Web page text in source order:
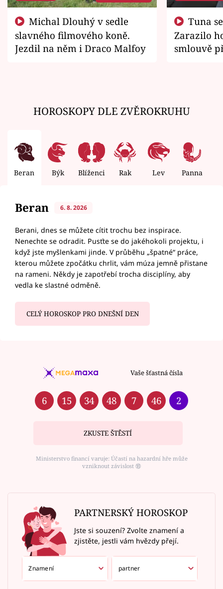
slavného filmového koně.
Jezdil na něm i Draco Malfoy
Zarazilo
smlouvě
HOROSKOPY DLE ZVĚROKRUHU
Beran Býk Blíženci Rak Lev Panna
Beran 6. 8. 2026
Berani, dnes se můžete cítit trochu bez inspirace.
Nenechte se odradit. Pusťte se do jakéhokoli projektu, i
když jste myšlenkami jinde. V průběhu „špatné“ práce,
kterou můžete zpočátku chrlit, vám múza jemně přistane
na rameni. Někdy je zapotřebí trocha disciplíny, aby
vedla ke slastné odměně.
CELÝ HOROSKOP PRO DNEŠNÍ DEN
Vaše šťastná čísla
6 15 34 48 7 46 2
ZKUSTE ŠTĚSTÍ
Ministerstvo financí varuje: Účastí na hazardní hře může
vzniknout závislost ⑱
PARTNERSKÝ HOROSKOP
Jste si souzení? Zvolte znamení a
zjistěte, jestli vám hvězdy přejí.